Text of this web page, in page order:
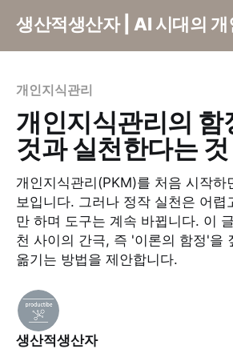
생산적생산자 | AI 시대의 개
개인지식관리
개인지식관리의 함
것과 실천한다는 것
개인지식관리(PKM)를 처음 시작하
보입니다. 그러나 정작 실천은 어렵
만 하며 도구는 계속 바뀝니다. 이
천 사이의 간극, 즉 '이론의 함정'을
옮기는 방법을 제안합니다.
생산적생산자